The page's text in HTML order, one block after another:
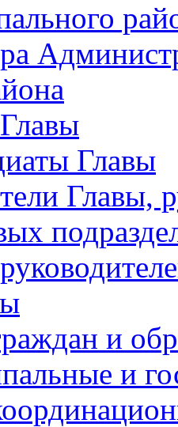
Главы
Главы,
и
и